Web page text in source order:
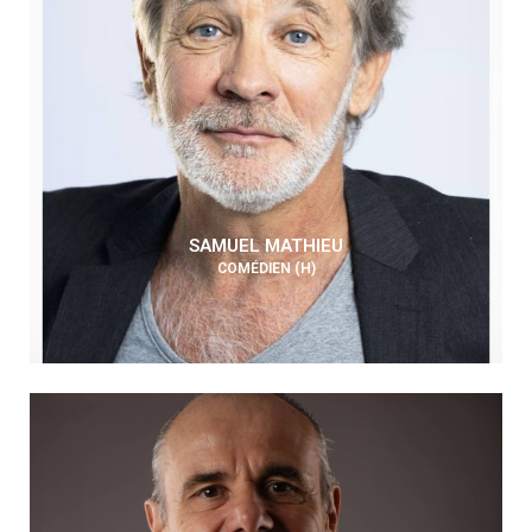
SAMUEL MATHIEU
COMÉDIEN (H)